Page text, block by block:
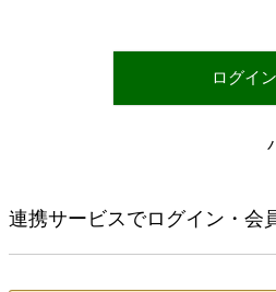
)
ログイン
連携サービスでログイン・会